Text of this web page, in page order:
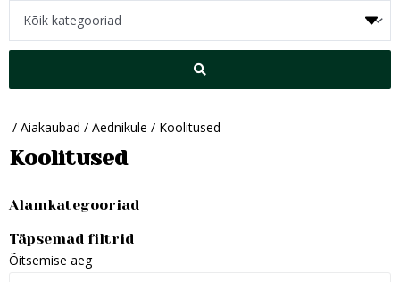
/ Aiakaubad / Aednikule / Koolitused
Koolitused
Alamkategooriad
Täpsemad filtrid
Õitsemise aeg